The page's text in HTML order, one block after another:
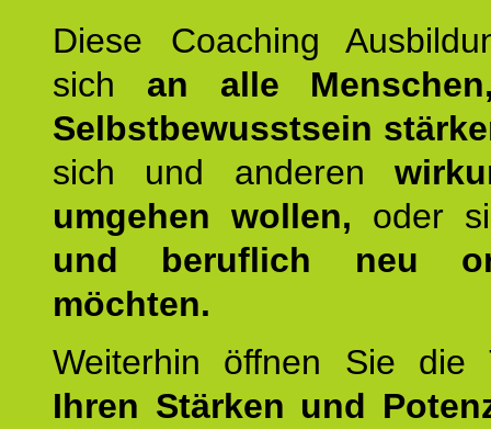
Diese Coaching
sich an alle
Selbstbewusstsein
sich und anderen
umgehen wollen, oder
und beruflich neu
möchten.
Weiterhin öffnen Sie
Ihren Stärken und